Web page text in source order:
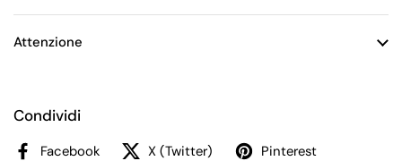
Attenzione
Condividi
Facebook X (Twitter) Pinterest